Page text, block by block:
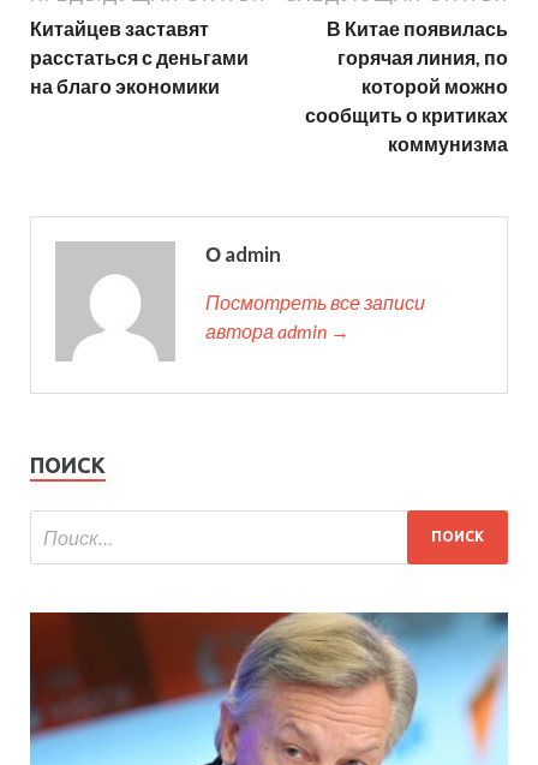
Китайцев заставят
расстаться с деньгами
на благо экономики
В Китае появилась
горячая линия, по
которой можно
сообщить о критиках
коммунизма
О admin
Посмотреть все записи
автора admin →
ПОИСК